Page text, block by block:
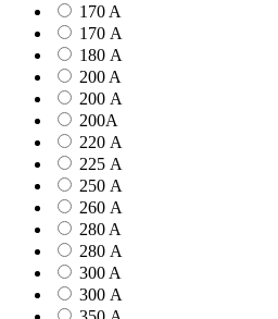
170 A
170 А
180 А
200 A
200 А
200А
220 А
225 А
250 А
260 А
280 A
280 А
300 A
300 А